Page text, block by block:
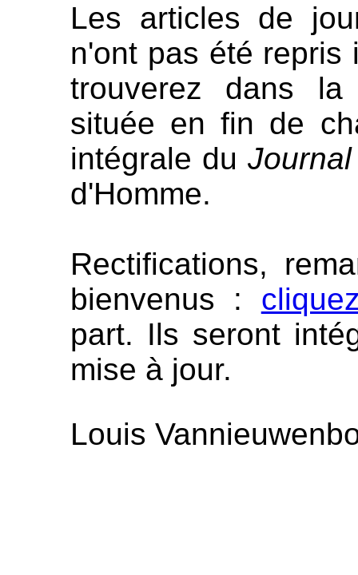
Les articles de
n'ont pas été repris
trouverez dans la
située en fin de
intégrale du
d'Homme.
Rectifications,
bienvenus :
part. Ils seront
mise à jour.
Louis